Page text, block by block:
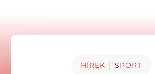
HÍREK | SPORT